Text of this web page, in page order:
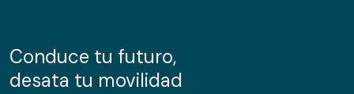
información sobre el uso que haga del sitio web con
nuestros partners de redes sociales, publicidad y análisis
Conduce tu futuro,
desata tu movilidad